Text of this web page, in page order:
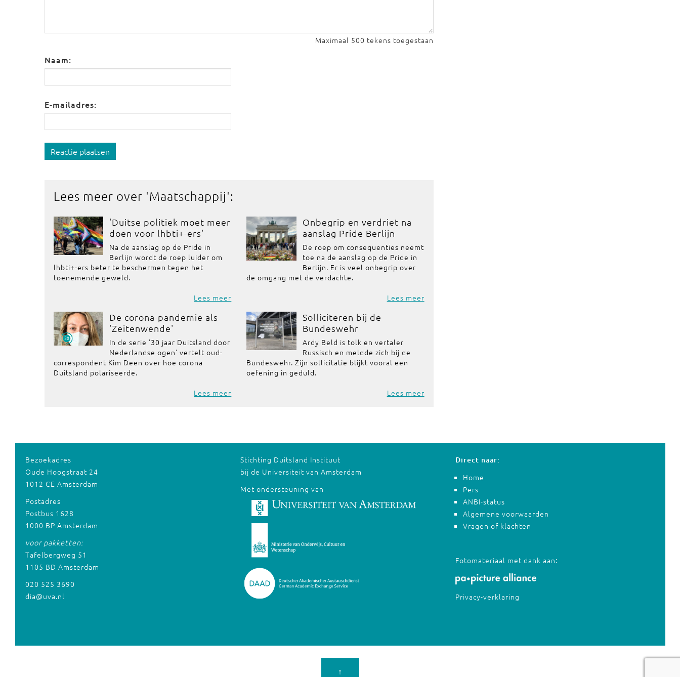
Maximaal 500 tekens toegestaan
Naam:
E-mailadres:
Reactie plaatsen
Lees meer over 'Maatschappij':
'Duitse politiek moet meer
doen voor lhbti+-ers'
Na de aanslag op de Pride in
Berlijn wordt de roep luider om
lhbti+-ers beter te beschermen tegen het
toenemende geweld.
Lees meer
Onbegrip en verdriet na
aanslag Pride Berlijn
De roep om consequenties neemt
toe na de aanslag op de Pride in
Berlijn. Er is veel onbegrip over
de omgang met de verdachte.
Lees meer
De corona-pandemie als
'Zeitenwende'
In de serie '30 jaar Duitsland door
Nederlandse ogen' vertelt oud-
correspondent Kim Deen over hoe corona
Duitsland polariseerde.
Lees meer
Solliciteren bij de
Bundeswehr
Ardy Beld is tolk en vertaler
Russisch en meldde zich bij de
Bundeswehr. Zijn sollicitatie blijkt vooral een
oefening in geduld.
Lees meer
Bezoekadres
Oude Hoogstraat 24
1012 CE Amsterdam
Postadres
Postbus 1628
1000 BP Amsterdam
voor pakketten:
Tafelbergweg 51
1105 BD Amsterdam
020 525 3690
dia@uva.nl
Stichting Duitsland Instituut
bij de Universiteit van Amsterdam
Met ondersteuning van
Direct naar:
Home
Pers
ANBI-status
Algemene voorwaarden
Vragen of klachten
Fotomateriaal met dank aan:
Privacy-verklaring
↑